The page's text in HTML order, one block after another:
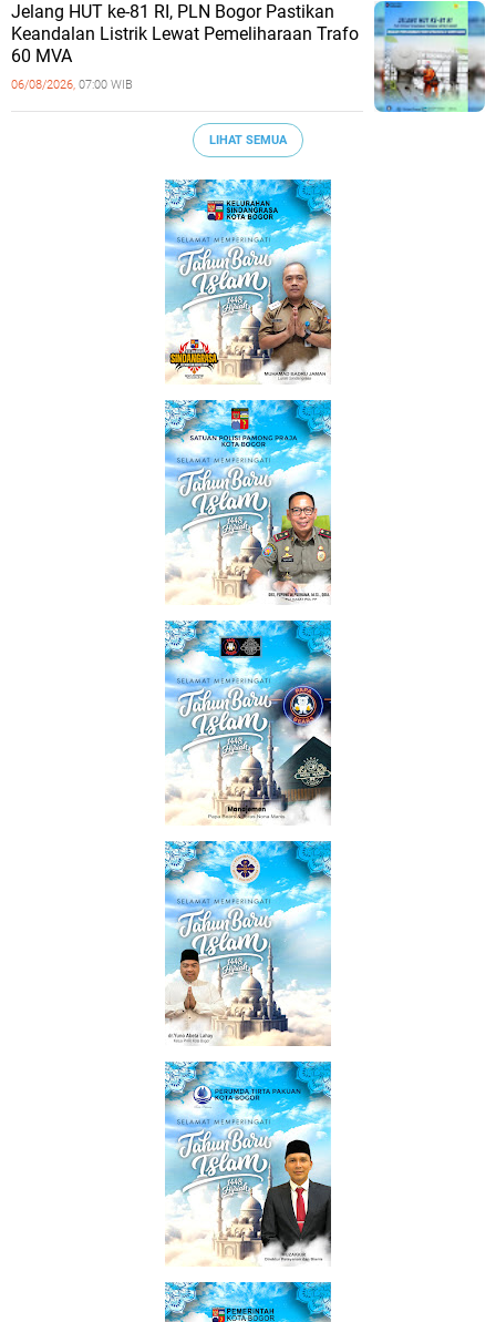
Jelang HUT ke-81 RI, PLN Bogor Pastikan
Keandalan Listrik Lewat Pemeliharaan Trafo
60 MVA
06/08/2026, 07:00 WIB
LIHAT SEMUA